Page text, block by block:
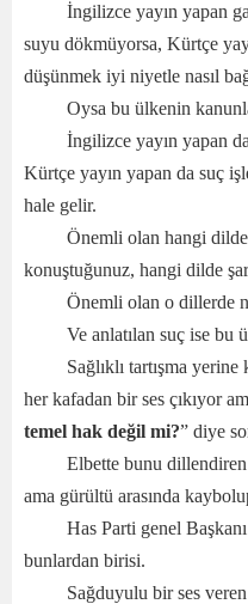
İngilizce yayın yapan
suyu dökmüyorsa, Kürtçe
düşünmek iyi niyetle nasıl
Oysa bu ülkenin
İngilizce yayın yapan
Kürtçe yayın yapan da suç
hale gelir.
Önemli olan hangi dilde
konuştuğunuz, hangi dilde
Önemli olan o dillerde
Ve anlatılan suç ise bu
Sağlıklı tartışma
her kafadan bir ses çıkıyor
temel hak değil mi?” diye
Elbette bunu
ama gürültü arasında
Has Parti genel
bunlardan birisi.
Sağduyulu bir ses veren